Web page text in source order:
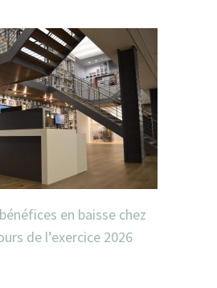
en baisse chez
de l’exercice 2026